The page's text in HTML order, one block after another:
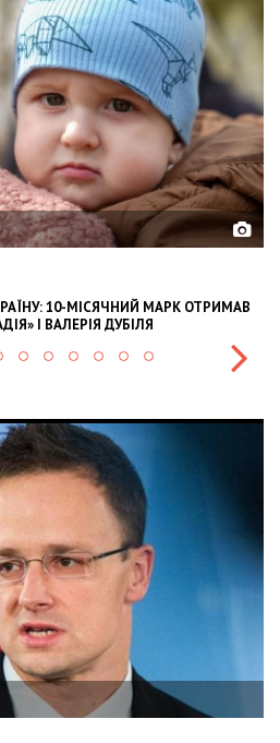
02.02.2026
OLEKSII ABASOV: HOW UKRAINIAN
INTERNATIONAL INVESTMENTS AND
22.01.2024